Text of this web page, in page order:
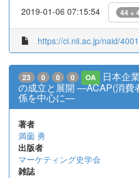
2019-01-06 07:15:54 44 +
https://ci.nii.ac.jp/naid/
23 0 0 0 OA
日本企
の成立と展開 ―ACAP(消費
係を中心に―
著者
満薗 勇
出版者
マーケティング史学会
雑誌